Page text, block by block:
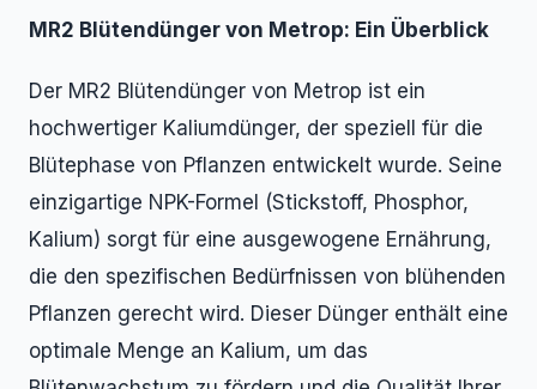
MR2 Blütendünger von Metrop: Ein Überblick
Der MR2 Blütendünger von Metrop ist ein
hochwertiger Kaliumdünger, der speziell für die
Blütephase von Pflanzen entwickelt wurde. Seine
einzigartige NPK-Formel (Stickstoff, Phosphor,
Kalium) sorgt für eine ausgewogene Ernährung,
die den spezifischen Bedürfnissen von blühenden
Pflanzen gerecht wird. Dieser Dünger enthält eine
optimale Menge an Kalium, um das